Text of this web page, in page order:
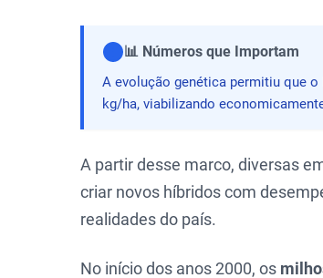
📊 Números que Importam
A evolução genética permitiu que
kg/ha, viabilizando
A partir desse marco, diversas
criar novos híbridos com
realidades do país.
No início dos anos 2000, os